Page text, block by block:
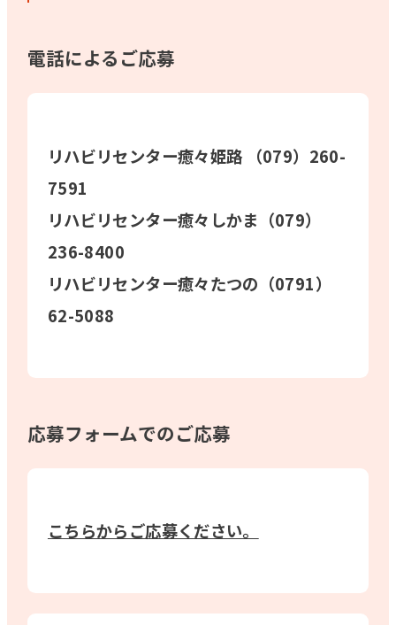
電話によるご応募
リハビリセンター癒々姫路 （079）260-
7591
リハビリセンター癒々しかま（079）
236-8400
リハビリセンター癒々たつの（0791）
62-5088
応募フォームでのご応募
こちらからご応募ください。